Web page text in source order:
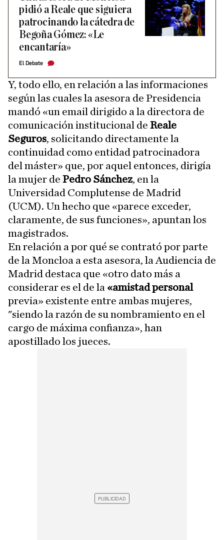
pidió a Reale que siguiera
patrocinando la cátedra de
Begoña Gómez: «Le
encantaría»
El Debate
Y, todo ello, en relación a las informaciones
según las cuales la asesora de Presidencia
mandó «un email dirigido a la directora de
comunicación institucional de Reale
Seguros, solicitando directamente la
continuidad como entidad patrocinadora
del máster» que, por aquel entonces, dirigía
la mujer de Pedro Sánchez, en la
Universidad Complutense de Madrid
(UCM). Un hecho que «parece exceder,
claramente, de sus funciones», apuntan los
magistrados.
En relación a por qué se contrató por parte
de la Moncloa a esta asesora, la Audiencia de
Madrid destaca que «otro dato más a
considerar es el de la «amistad personal
previa» existente entre ambas mujeres,
"siendo la razón de su nombramiento en el
cargo de máxima confianza», han
apostillado los jueces.